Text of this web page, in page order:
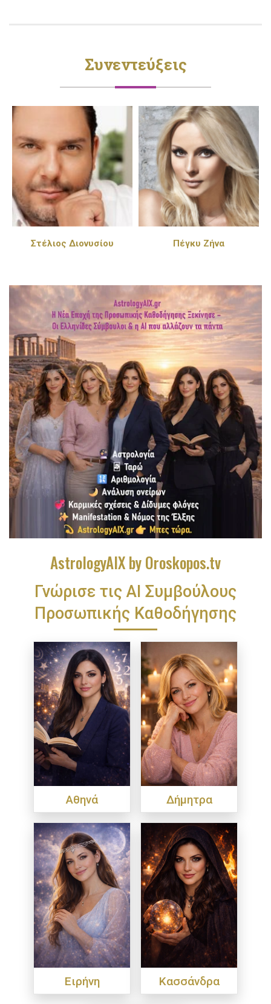
Συνεντεύξεις
Στέλιος Διονυσίου Πέγκυ Ζήνα
AstrologyAIX by Oroskopos.tv
Γνώρισε τις ΑΙ Συμβούλους
Προσωπικής Καθοδήγησης
Αθηνά Δήμητρα
Ειρήνη Κασσάνδρα